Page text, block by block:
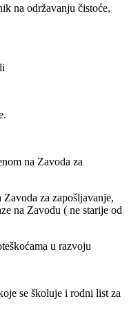
na održavanju čistoće,
na Zavoda za
za zapošljavanje,
na Zavodu ( ne starije od
u razvoju
se školuje i rodni list za